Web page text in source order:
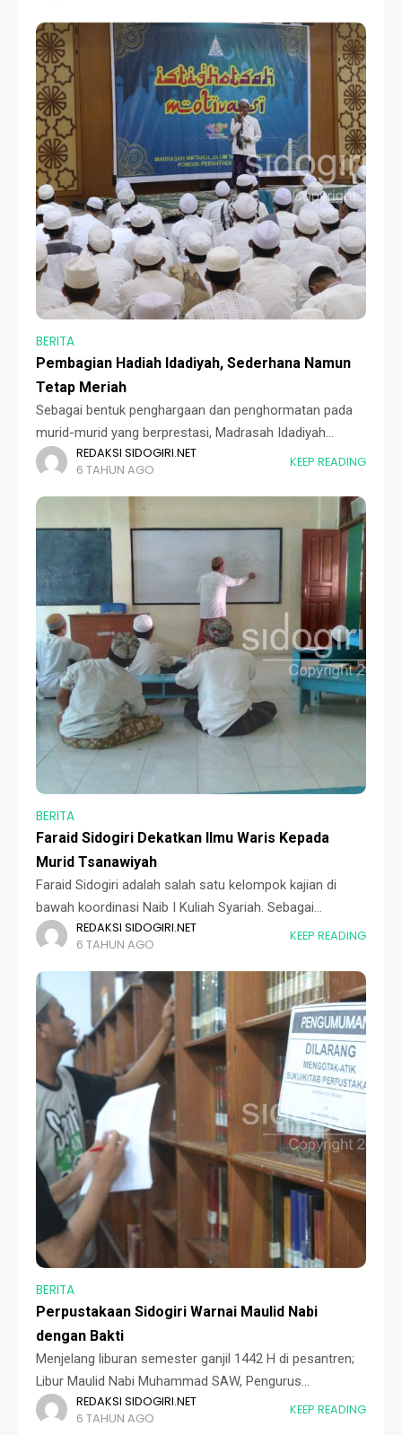
bertempat di kantor BPP ini dihadiri oleh Ustaz Afifuddin,
Kepala
BERITA
Pembagian Hadiah Idadiyah, Sederhana Namun
Tetap Meriah
Sebagai bentuk penghargaan dan penghormatan pada
murid-murid yang berprestasi, Madrasah Idadiyah
mengadakan pembagian hadiah yang dibalut dengan
tema "Istighatsah Motivasi". Acara yang berlangsung di
lantai III Gedung Sidogiri Exellent Corporation
REDAKSI SIDOGIRI.NET
6 TAHUN AGO
KEEP READING
BERITA
Faraid Sidogiri Dekatkan Ilmu Waris Kepada
Murid Tsanawiyah
Faraid Sidogiri adalah salah satu kelompok kajian di
bawah koordinasi Naib I Kuliah Syariah. Sebagai
kelompok kajian yang fokus mempelajari pembagian hak
waris Islam, kelompok ini juga mengadakan pelatihan
pada
REDAKSI SIDOGIRI.NET
6 TAHUN AGO
KEEP READING
BERITA
Perpustakaan Sidogiri Warnai Maulid Nabi
dengan Bakti
Menjelang liburan semester ganjil 1442 H di pesantren;
Libur Maulid Nabi Muhammad SAW, Pengurus
Perpustakaan Sidogiri melaksanakan beberapa agenda
kegiatan persetengah tahun. Kegiatan tersebut meliputi
REDAKSI SIDOGIRI.NET
6 TAHUN AGO
KEEP READING